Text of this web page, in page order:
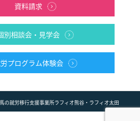
資料請求
別相談会・見学会
プログラム体験会
の就労移⾏⽀援事業所ラフィオ熊⾕・ラフィオ太田